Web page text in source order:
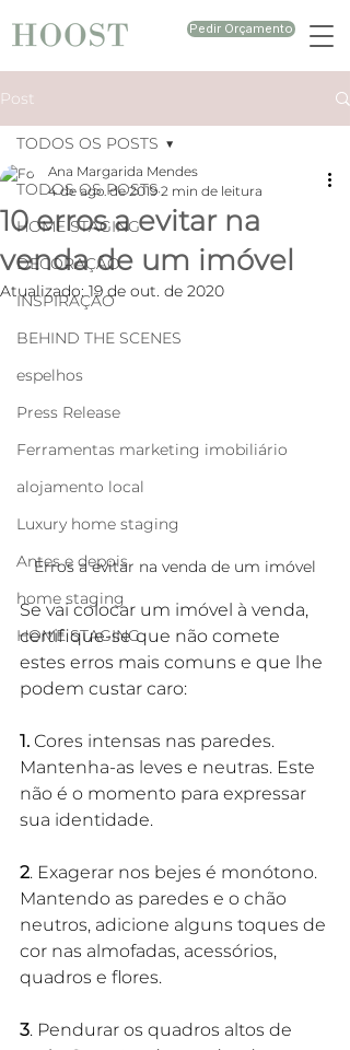
Pedir Orçamento
Post
TODOS OS POSTS
HOME STAGING
DECORAÇÃO
INSPIRAÇÃO
BEHIND THE SCENES
espelhos
Press Release
Ferramentas marketing imobiliário
alojamento local
Luxury home staging
Antes e depois
home staging
HOME STAGING
TODOS OS POSTS
10 erros a evitar na
venda de um imóvel
Ana Margarida Mendes
4 de ago. de 2019 2 min de leitura
Atualizado:19 de out. de 2020
Erros a evitar na venda de um imóvel
Se vai colocar um imóvel à venda,
certifique-se que não comete
estes erros mais comuns e que lhe
podem custar caro:
1. Cores intensas nas paredes.
Mantenha-as leves e neutras. Este
não é o momento para expressar
sua identidade.
2. Exagerar nos bejes é monótono.
Mantendo as paredes e o chão
neutros, adicione alguns toques de
cor nas almofadas, acessórios,
quadros e flores.
3. Pendurar os quadros altos de